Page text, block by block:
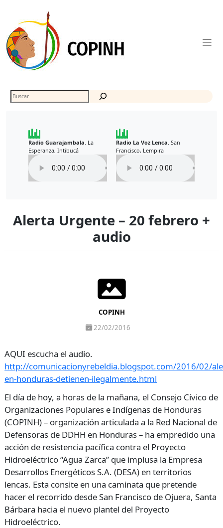
content
Buscar
Radio Guarajambala. La
Esperanza, Intibucá
Radio La Voz Lenca. San
Francisco, Lempira
Alerta Urgente – 20 febrero +
audio
COPINH
22/02/2016
AQUI escucha el audio.
http://comunicacionyrebeldia.blogspot.com/2016/02/
en-honduras-detienen-ilegalmente.html
El día de hoy, a horas de la mañana, el Consejo Cívico de
Organizaciones Populares e Indígenas de Honduras
(COPINH) – organización articulada a la Red Nacional de
Defensoras de DDHH en Honduras – ha empredido una
acción de resistencia pacífica contra el Proyecto
Hidroeléctrico “Agua Zarca” que implusa la Empresa
Desarrollos Energéticos S.A. (DESA) en territorios
lencas. Esta consite en una caminata que pretende
hacer el recorrido desde San Francisco de Ojuera, Santa
Bárbara hacia el nuevo plantel del Proyecto
Hidroeléctrico.